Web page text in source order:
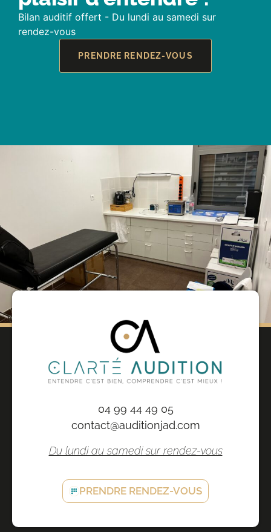
Bilan auditif offert - Du lundi au samedi sur
rendez-vous
PRENDRE RENDEZ-VOUS
04 99 44 49 05
contact@auditionjad.com
Du lundi au samedi sur rendez-vous
PRENDRE RENDEZ-VOUS